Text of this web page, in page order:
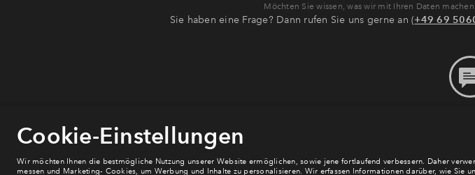
Möchten Sie wissen, was wir mit Ihren Daten
Sie haben eine Frage? Dann rufen Sie uns gerne an (+49 69